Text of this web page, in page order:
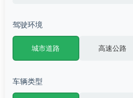
驾驶环境
城市道路 高速公路
车辆类型